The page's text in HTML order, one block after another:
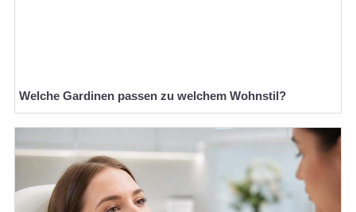
Welche Gardinen passen zu welchem Wohnstil?